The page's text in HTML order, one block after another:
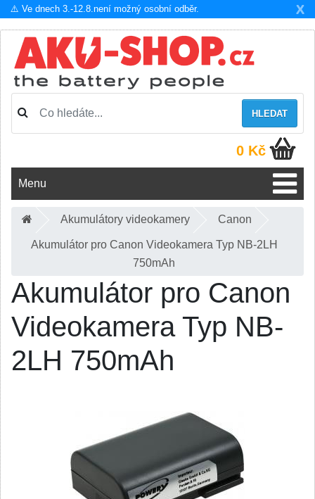
X
⚠️ Ve dnech 3.-12.8.není možný osobní odběr.
HLEDAT
0 Kč
Menu
Akumulátory videokamery Canon
Akumulátor pro Canon Videokamera Typ NB-2LH
750mAh
Akumulátor pro Canon
Videokamera Typ NB-
2LH 750mAh